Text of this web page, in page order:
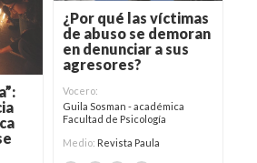
¿Por qué las víctimas
de abuso se demoran
en denunciar a sus
agresores?
Vocero:
Guila Sosman - académica
Facultad de Psicología
Medio: Revista Paula